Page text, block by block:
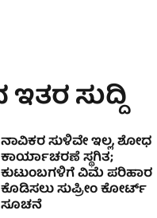
ಸುದ್ದಿ
ನಾವಿಕರ ಸುಳಿವೇ ಇಲ್ಲ, ಶೋಧ
ಕಾರ್ಯಾಚರಣೆ ಸ್ಥಗಿತ;
ಕುಟುಂಬಗಳಿಗೆ ವಿಮೆ ಪರಿಹಾರ
ಕೊಡಿಸಲು ಸುಪ್ರೀಂ ಕೋರ್ಟ್
ಸೂಚನೆ